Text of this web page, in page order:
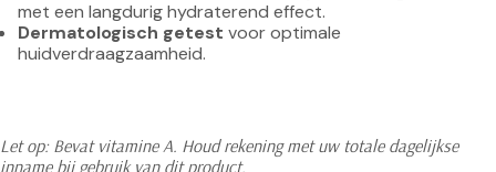
met een langdurig hydraterend effect.
Dermatologisch getest voor optimale
huidverdraagzaamheid.
Let op: Bevat vitamine A. Houd rekening met uw totale dagelijkse
inname bij gebruik van dit product.